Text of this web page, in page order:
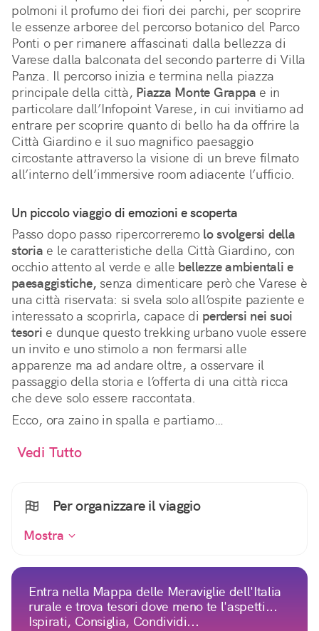
polmoni il profumo dei fiori dei parchi, per scoprire
le essenze arboree del percorso botanico del Parco
Ponti o per rimanere affascinati dalla bellezza di
Varese dalla balconata del secondo parterre di Villa
Panza. Il percorso inizia e termina nella piazza
principale della città, Piazza Monte Grappa e in
particolare dall’Infopoint Varese, in cui invitiamo ad
entrare per scoprire quanto di bello ha da offrire la
Città Giardino e il suo magnifico paesaggio
circostante attraverso la visione di un breve filmato
all’interno dell’immersive room adiacente l’ufficio.
Un piccolo viaggio di emozioni e scoperta
Passo dopo passo ripercorreremo lo svolgersi della
storia e le caratteristiche della Città Giardino, con
occhio attento al verde e alle bellezze ambientali e
paesaggistiche, senza dimenticare però che Varese è
una città riservata: si svela solo all’ospite paziente e
interessato a scoprirla, capace di perdersi nei suoi
tesori e dunque questo trekking urbano vuole essere
un invito e uno stimolo a non fermarsi alle
apparenze ma ad andare oltre, a osservare il
passaggio della storia e l’offerta di una città ricca
che deve solo essere raccontata.
Ecco, ora zaino in spalla e partiamo…
Vedi Tutto
Per organizzare il viaggio
Mostra
Entra nella Mappa delle Meraviglie dell'Italia
rurale e trova tesori dove meno te l'aspetti...
Ispirati, Consiglia, Condividi...